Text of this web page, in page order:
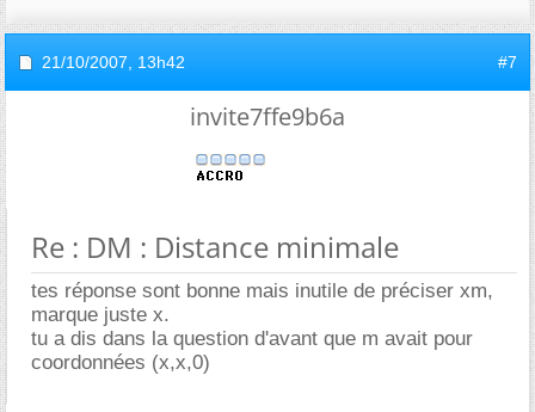
21/10/2007, 13h42 #7
invite7ffe9b6a
Re : DM : Distance minimale
tes réponse sont bonne mais inutile de préciser xm,
marque juste x.
tu a dis dans la question d'avant que m avait pour
coordonnées (x,x,0)